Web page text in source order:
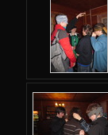
Podzimní 2024
Jarní 2024
Podzimní 2023
Podzimní 2022